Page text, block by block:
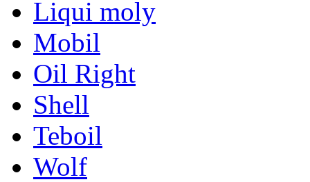
Liqui moly
Mobil
Oil Right
Shell
Teboil
Wolf